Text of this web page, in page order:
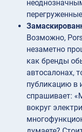
Возможно,
незаметно
как бренды
автосалонах,
публикацию в
спрашивает:
вокруг